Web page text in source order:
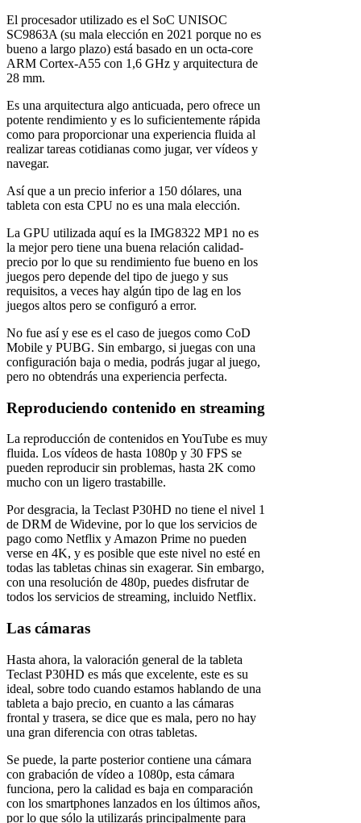
El procesador utilizado es el SoC UNISOC
SC9863A (su mala elección en 2021 porque no es
bueno a largo plazo) está basado en un octa-core
ARM Cortex-A55 con 1,6 GHz y arquitectura de
28 mm.
Es una arquitectura algo anticuada, pero ofrece un
potente rendimiento y es lo suficientemente rápida
como para proporcionar una experiencia fluida al
realizar tareas cotidianas como jugar, ver vídeos y
navegar.
Así que a un precio inferior a 150 dólares, una
tableta con esta CPU no es una mala elección.
La GPU utilizada aquí es la IMG8322 MP1 no es
la mejor pero tiene una buena relación calidad-
precio por lo que su rendimiento fue bueno en los
juegos pero depende del tipo de juego y sus
requisitos, a veces hay algún tipo de lag en los
juegos altos pero se configuró a error.
No fue así y ese es el caso de juegos como CoD
Mobile y PUBG. Sin embargo, si juegas con una
configuración baja o media, podrás jugar al juego,
pero no obtendrás una experiencia perfecta.
Reproduciendo contenido en streaming
La reproducción de contenidos en YouTube es muy
fluida. Los vídeos de hasta 1080p y 30 FPS se
pueden reproducir sin problemas, hasta 2K como
mucho con un ligero trastabille.
Por desgracia, la Teclast P30HD no tiene el nivel 1
de DRM de Widevine, por lo que los servicios de
pago como Netflix y Amazon Prime no pueden
verse en 4K, y es posible que este nivel no esté en
todas las tabletas chinas sin exagerar. Sin embargo,
con una resolución de 480p, puedes disfrutar de
todos los servicios de streaming, incluido Netflix.
Las cámaras
Hasta ahora, la valoración general de la tableta
Teclast P30HD es más que excelente, este es su
ideal, sobre todo cuando estamos hablando de una
tableta a bajo precio, en cuanto a las cámaras
frontal y trasera, se dice que es mala, pero no hay
una gran diferencia con otras tabletas.
Se puede, la parte posterior contiene una cámara
con grabación de vídeo a 1080p, esta cámara
funciona, pero la calidad es baja en comparación
con los smartphones lanzados en los últimos años,
por lo que sólo la utilizarás principalmente para